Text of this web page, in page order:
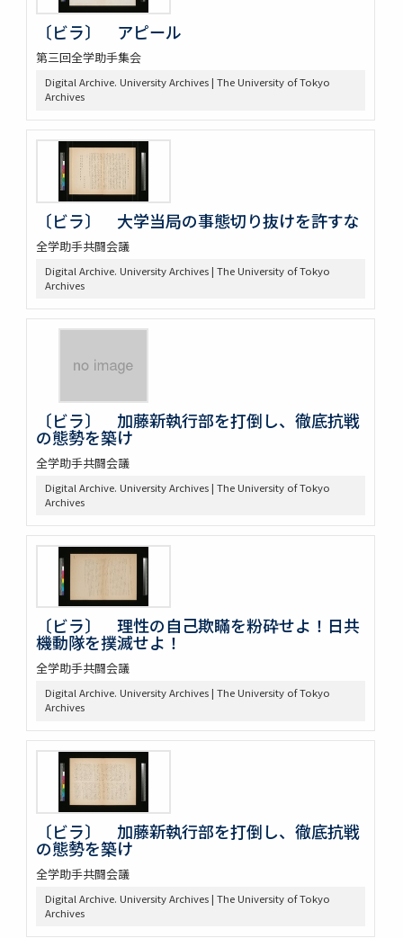
〔ビラ〕 アピール
第三回全学助手集会
Digital Archive. University Archives | The University of Tokyo
Archives
〔ビラ〕 大学当局の事態切り抜けを許すな
全学助手共闘会議
Digital Archive. University Archives | The University of Tokyo
Archives
〔ビラ〕 加藤新執行部を打倒し、徹底抗戦
の態勢を築け
全学助手共闘会議
Digital Archive. University Archives | The University of Tokyo
Archives
〔ビラ〕 理性の自己欺瞞を粉砕せよ！日共
機動隊を撲滅せよ！
全学助手共闘会議
Digital Archive. University Archives | The University of Tokyo
Archives
〔ビラ〕 加藤新執行部を打倒し、徹底抗戦
の態勢を築け
全学助手共闘会議
Digital Archive. University Archives | The University of Tokyo
Archives